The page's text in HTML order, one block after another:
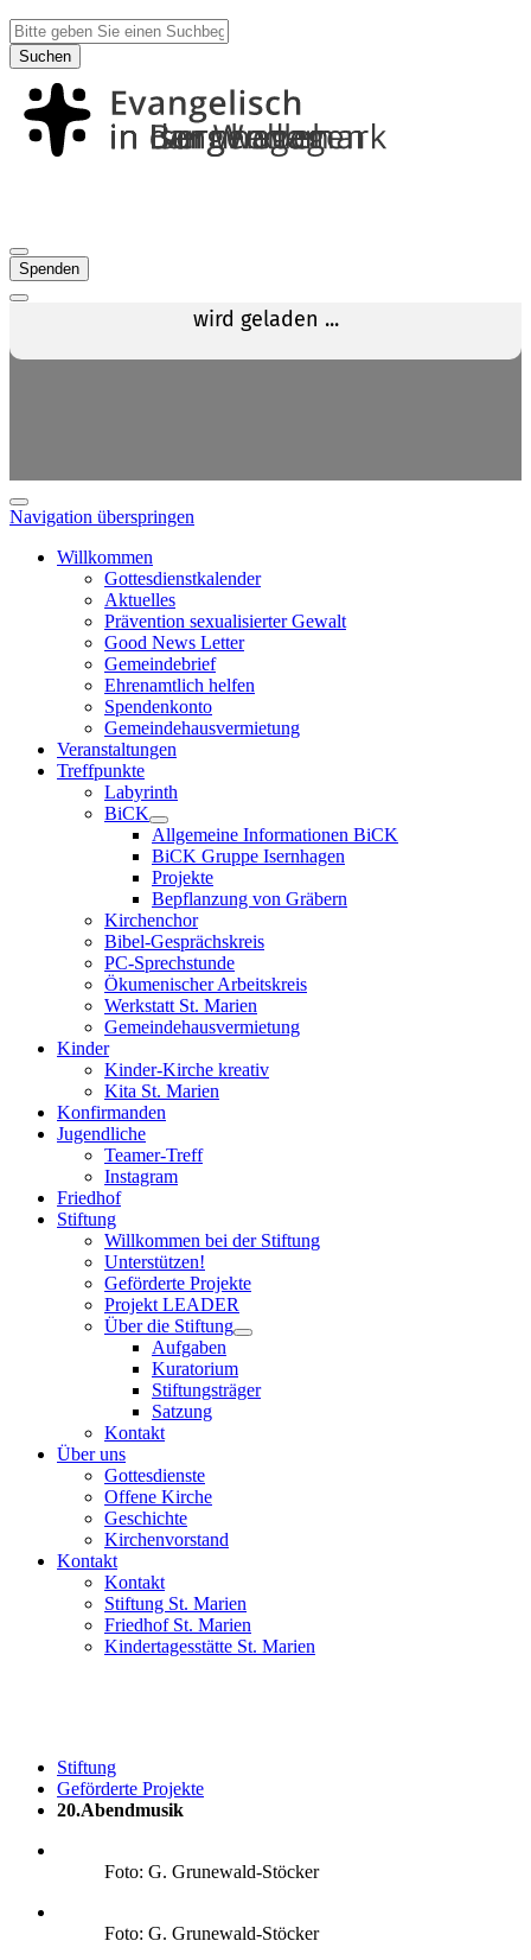
Suchen
Spenden
Navigation überspringen
Willkommen
Gottesdienstkalender
Aktuelles
Prävention sexualisierter Gewalt
Good News Letter
Gemeindebrief
Ehrenamtlich helfen
Spendenkonto
Gemeindehausvermietung
Veranstaltungen
Treffpunkte
Labyrinth
BiCK
Allgemeine Informationen BiCK
BiCK Gruppe Isernhagen
Projekte
Bepflanzung von Gräbern
Kirchenchor
Bibel-Gesprächskreis
PC-Sprechstunde
Ökumenischer Arbeitskreis
Werkstatt St. Marien
Gemeindehausvermietung
Kinder
Kinder-Kirche kreativ
Kita St. Marien
Konfirmanden
Jugendliche
Teamer-Treff
Instagram
Friedhof
Stiftung
Willkommen bei der Stiftung
Unterstützen!
Geförderte Projekte
Projekt LEADER
Über die Stiftung
Aufgaben
Kuratorium
Stiftungsträger
Satzung
Kontakt
Über uns
Gottesdienste
Offene Kirche
Geschichte
Kirchenvorstand
Kontakt
Kontakt
Stiftung St. Marien
Friedhof St. Marien
Kindertagesstätte St. Marien
Stiftung
Geförderte Projekte
20.Abendmusik
Foto: G. Grunewald-Stöcker
Foto: G. Grunewald-Stöcker